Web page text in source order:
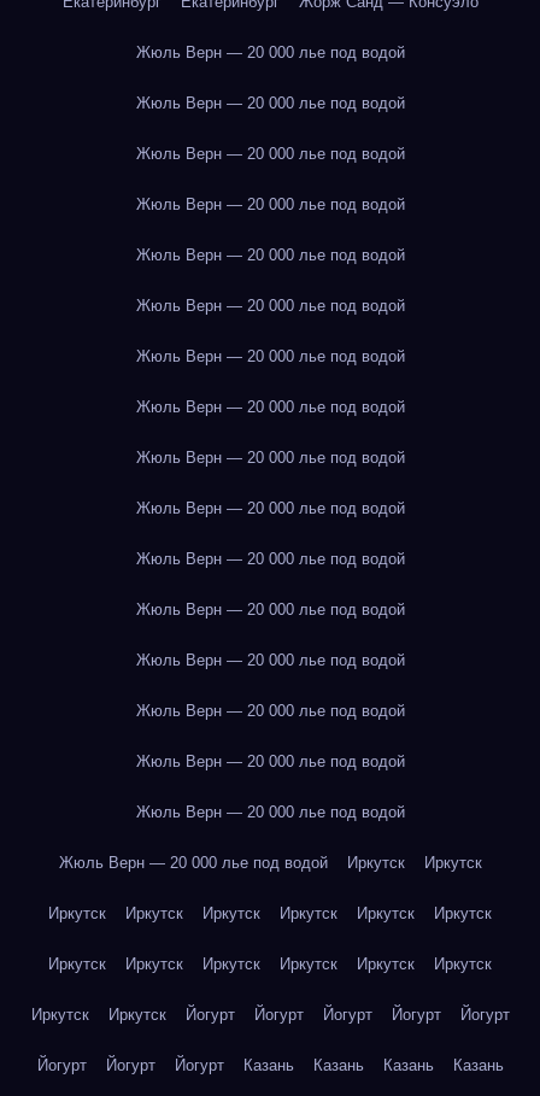
Жюль Верн — 20 000 лье под водой
Жюль Верн — 20 000 лье под водой
Жюль Верн — 20 000 лье под водой
Жюль Верн — 20 000 лье под водой
Жюль Верн — 20 000 лье под водой
Жюль Верн — 20 000 лье под водой
Жюль Верн — 20 000 лье под водой
Жюль Верн — 20 000 лье под водой
Жюль Верн — 20 000 лье под водой
Жюль Верн — 20 000 лье под водой
Жюль Верн — 20 000 лье под водой
Жюль Верн — 20 000 лье под водой
Жюль Верн — 20 000 лье под водой
Жюль Верн — 20 000 лье под водой
Жюль Верн — 20 000 лье под водой
Жюль Верн — 20 000 лье под водой
Жюль Верн — 20 000 лье под водой Иркутск Иркутск
Иркутск Иркутск Иркутск Иркутск Иркутск Иркутск
Иркутск Иркутск Иркутск Иркутск Иркутск Иркутск
Иркутск Иркутск Йогурт Йогурт Йогурт Йогурт Йогурт
Йогурт Йогурт Йогурт Казань Казань Казань Казань